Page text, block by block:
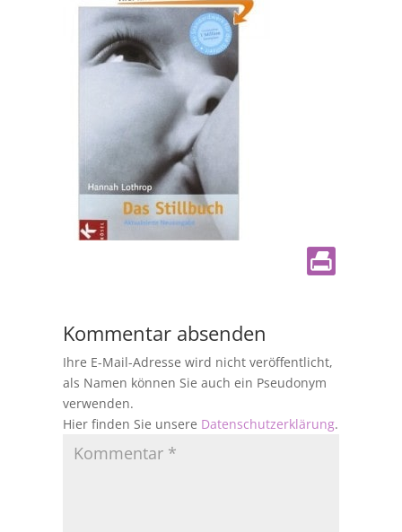
Kommentar absenden
Ihre E-Mail-Adresse wird nicht veröffentlicht,
als Namen können Sie auch ein Pseudonym
verwenden.
Hier finden Sie unsere Datenschutzerklärung.